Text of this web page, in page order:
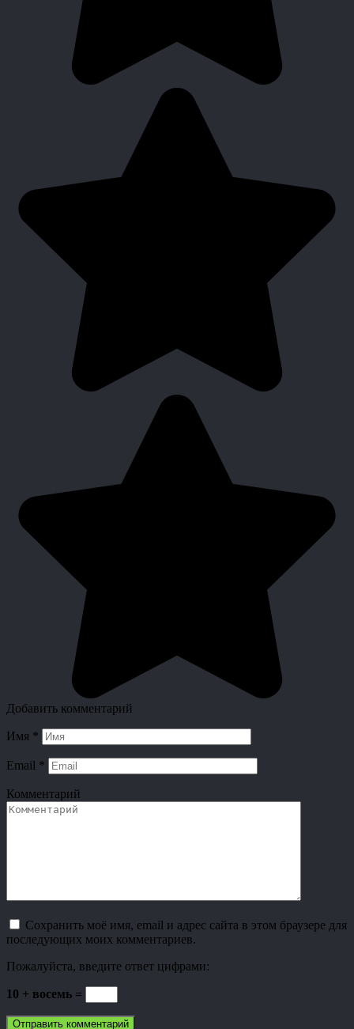
Добавить комментарий
Имя *
Email *
Комментарий
Сохранить моё имя, email и адрес сайта в этом браузере для
последующих моих комментариев.
Пожалуйста, введите ответ цифрами:
10 + восемь =